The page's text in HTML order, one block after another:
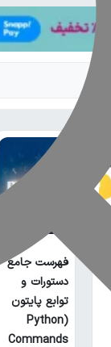
فهرست جامع
دستورات و
توابع پایتون
(Python
Commands